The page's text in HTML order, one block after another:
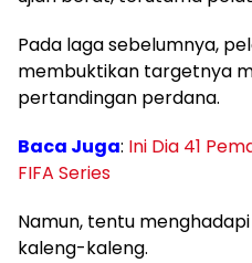
Pada laga sebelumnya,
membuktikan targetnya
pertandingan perdana.
Baca Juga: Ini Dia 41
FIFA Series
Namun, tentu
kaleng-kaleng.